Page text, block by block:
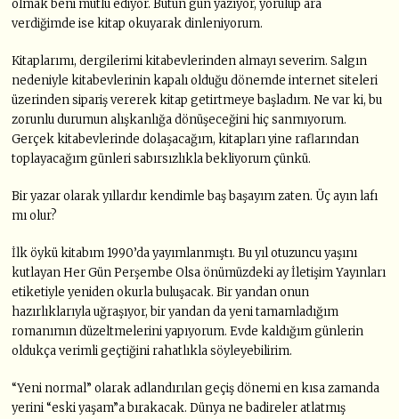
olmak beni mutlu ediyor. Bütün gün yazıyor, yorulup ara
verdiğimde ise kitap okuyarak dinleniyorum.
Kitaplarımı, dergilerimi kitabevlerinden almayı severim. Salgın
nedeniyle kitabevlerinin kapalı olduğu dönemde internet siteleri
üzerinden sipariş vererek kitap getirtmeye başladım. Ne var ki, bu
zorunlu durumun alışkanlığa dönüşeceğini hiç sanmıyorum.
Gerçek kitabevlerinde dolaşacağım, kitapları yine raflarından
toplayacağım günleri sabırsızlıkla bekliyorum çünkü.
Bir yazar olarak yıllardır kendimle baş başayım zaten. Üç ayın lafı
mı olur?
İlk öykü kitabım 1990’da yayımlanmıştı. Bu yıl otuzuncu yaşını
kutlayan Her Gün Perşembe Olsa önümüzdeki ay İletişim Yayınları
etiketiyle yeniden okurla buluşacak. Bir yandan onun
hazırlıklarıyla uğraşıyor, bir yandan da yeni tamamladığım
romanımın düzeltmelerini yapıyorum. Evde kaldığım günlerin
oldukça verimli geçtiğini rahatlıkla söyleyebilirim.
“Yeni normal” olarak adlandırılan geçiş dönemi en kısa zamanda
yerini “eski yaşam”a bırakacak. Dünya ne badireler atlatmış